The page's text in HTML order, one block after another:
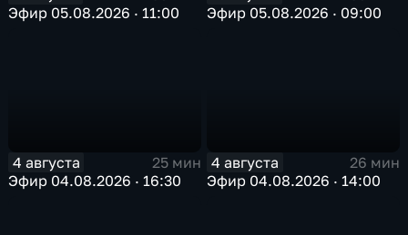
Эфир 05.08.2026 · 11:00
Эфир 05.08.2026 · 09:00
4 августа
25 мин
Эфир 04.08.2026 · 16:30
4 августа
26 мин
Эфир 04.08.2026 · 14:00